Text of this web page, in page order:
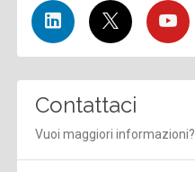
Contattaci
Vuoi maggiori informazioni?